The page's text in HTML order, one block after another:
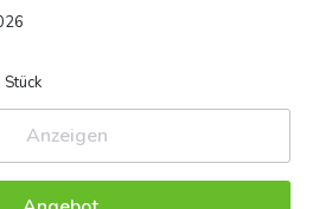
Anzeigen